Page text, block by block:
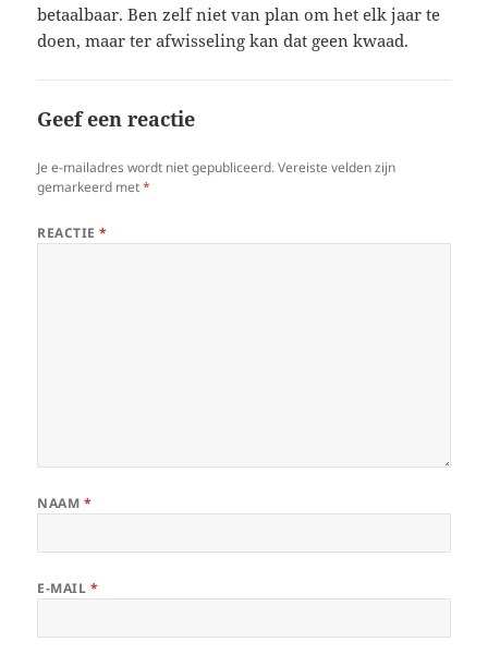
betaalbaar. Ben zelf niet van plan om het elk jaar te
doen, maar ter afwisseling kan dat geen kwaad.
Geef een reactie
Je e-mailadres wordt niet gepubliceerd. Vereiste velden zijn
gemarkeerd met*
REACTIE*
NAAM *
E-MAIL *